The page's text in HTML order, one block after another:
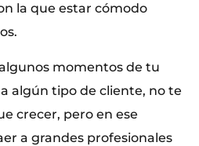
la que estar cómodo
momentos de tu
algún tipo de cliente, no te
crecer, pero en ese
a grandes profesionales